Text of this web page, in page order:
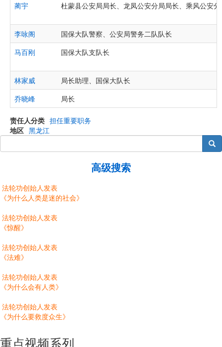
蔺宇
杜蒙县公安局局长、龙凤公安分局局长、乘风公安
李咏阁
国保大队警察、公安局警务二队队长
马百刚
国保大队支队长
林家威
局长助理、国保大队长
乔晓峰
局长
责任人分类 担任重要职务
地区 黑龙江
搜索
高级搜索
法轮功创始人发表
《为什么人类是迷的社会》
法轮功创始人发表
《惊醒》
法轮功创始人发表
《法难》
法轮功创始人发表
《为什么会有人类》
法轮功创始人发表
《为什么要救度众生》
重点视频系列